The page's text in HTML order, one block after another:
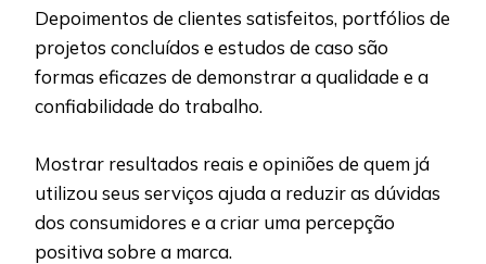
Depoimentos de clientes satisfeitos, portfólios de
projetos concluídos e estudos de caso são
formas eficazes de demonstrar a qualidade e a
confiabilidade do trabalho.
Mostrar resultados reais e opiniões de quem já
utilizou seus serviços ajuda a reduzir as dúvidas
dos consumidores e a criar uma percepção
positiva sobre a marca.